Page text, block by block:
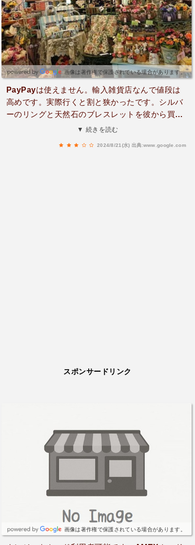
画像は著作権で保護されている場合があります。
PayPayは使えません。輸入雑貨店なんで値段は
高めです。実際行くと割と狭かったです。シルバ
ーのリングと天然石のブレスレットを彼から買っ
て貰いました。バラのデザインのブレスレットは
▼ 続きを読む
2024/8/21(水) 出典:www.google.com
スポンサードリンク
画像は著作権で保護されている場合があります。